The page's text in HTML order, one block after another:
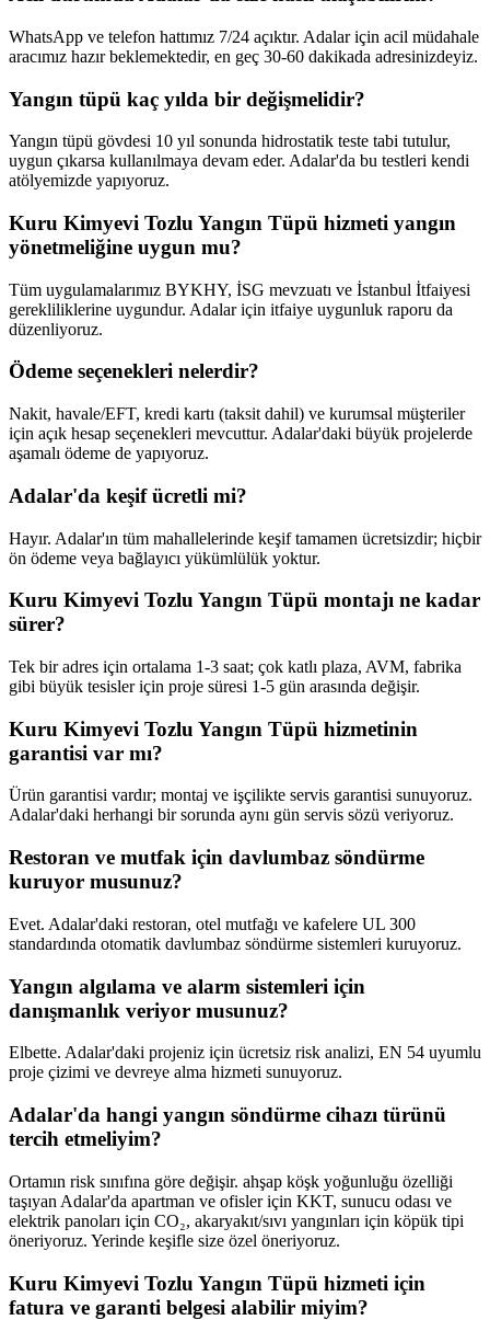
WhatsApp ve telefon hattımız 7/24 açıktır. Adalar için acil müdahale
aracımız hazır beklemektedir, en geç 30-60 dakikada adresinizdeyiz.
Yangın tüpü kaç yılda bir değişmelidir?
Yangın tüpü gövdesi 10 yıl sonunda hidrostatik teste tabi tutulur,
uygun çıkarsa kullanılmaya devam eder. Adalar'da bu testleri kendi
atölyemizde yapıyoruz.
Kuru Kimyevi Tozlu Yangın Tüpü hizmeti yangın
yönetmeliğine uygun mu?
Tüm uygulamalarımız BYKHY, İSG mevzuatı ve İstanbul İtfaiyesi
gerekliliklerine uygundur. Adalar için itfaiye uygunluk raporu da
düzenliyoruz.
Ödeme seçenekleri nelerdir?
Nakit, havale/EFT, kredi kartı (taksit dahil) ve kurumsal müşteriler
için açık hesap seçenekleri mevcuttur. Adalar'daki büyük projelerde
aşamalı ödeme de yapıyoruz.
Adalar'da keşif ücretli mi?
Hayır. Adalar'ın tüm mahallelerinde keşif tamamen ücretsizdir; hiçbir
ön ödeme veya bağlayıcı yükümlülük yoktur.
Kuru Kimyevi Tozlu Yangın Tüpü montajı ne kadar
sürer?
Tek bir adres için ortalama 1-3 saat; çok katlı plaza, AVM, fabrika
gibi büyük tesisler için proje süresi 1-5 gün arasında değişir.
Kuru Kimyevi Tozlu Yangın Tüpü hizmetinin
garantisi var mı?
Ürün garantisi vardır; montaj ve işçilikte servis garantisi sunuyoruz.
Adalar'daki herhangi bir sorunda aynı gün servis sözü veriyoruz.
Restoran ve mutfak için davlumbaz söndürme
kuruyor musunuz?
Evet. Adalar'daki restoran, otel mutfağı ve kafelere UL 300
standardında otomatik davlumbaz söndürme sistemleri kuruyoruz.
Yangın algılama ve alarm sistemleri için
danışmanlık veriyor musunuz?
Elbette. Adalar'daki projeniz için ücretsiz risk analizi, EN 54 uyumlu
proje çizimi ve devreye alma hizmeti sunuyoruz.
Adalar'da hangi yangın söndürme cihazı türünü
tercih etmeliyim?
Ortamın risk sınıfına göre değişir. ahşap köşk yoğunluğu özelliği
taşıyan Adalar'da apartman ve ofisler için KKT, sunucu odası ve
elektrik panoları için CO₂, akaryakıt/sıvı yangınları için köpük tipi
öneriyoruz. Yerinde keşifle size özel öneriyoruz.
Kuru Kimyevi Tozlu Yangın Tüpü hizmeti için
fatura ve garanti belgesi alabilir miyim?